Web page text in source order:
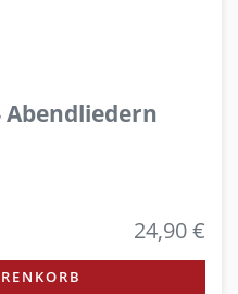
Abendliedern
24,90 €